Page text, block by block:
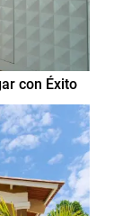
con Éxito